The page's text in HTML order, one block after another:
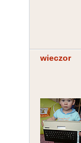
wieczor